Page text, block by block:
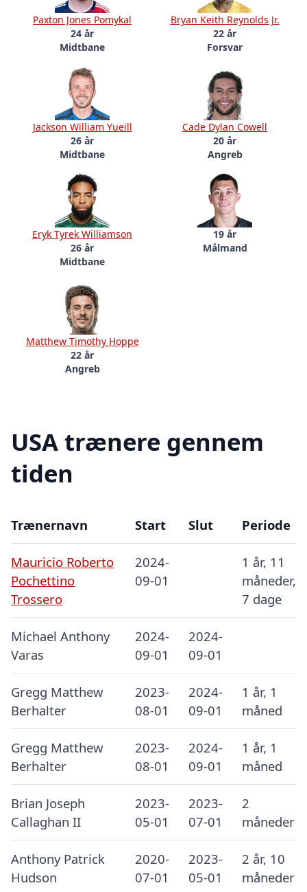
Paxton Jones Pomykal
24 år
Midtbane
Bryan Keith Reynolds Jr.
22 år
Forsvar
Jackson William Yueill
26 år
Midtbane
Cade Dylan Cowell
20 år
Angreb
Eryk Tyrek Williamson
26 år
Midtbane
19 år
Målmand
Matthew Timothy Hoppe
22 år
Angreb
USA trænere gennem
tiden
Trænernavn Start Slut Periode
Mauricio Roberto
Pochettino
Trossero
2024-
09-01
1 år, 11
måneder,
7 dage
Michael Anthony
Varas
2024-
09-01
2024-
09-01
Gregg Matthew
Berhalter
2023-
08-01
2024-
09-01
1 år, 1
måned
Gregg Matthew
Berhalter
2023-
08-01
2024-
09-01
1 år, 1
måned
Brian Joseph
Callaghan II
2023-
05-01
2023-
07-01
2
måneder
Anthony Patrick
Hudson
2020-
07-01
2023-
05-01
2 år, 10
måneder